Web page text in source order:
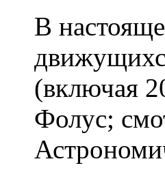
В
(включая
Фолус;